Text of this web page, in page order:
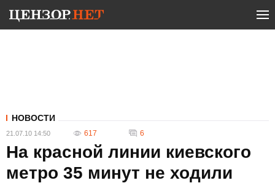
НОВОСТИ
21.07.10 14:50 617 6
На красной линии киевского
метро 35 минут не ходили